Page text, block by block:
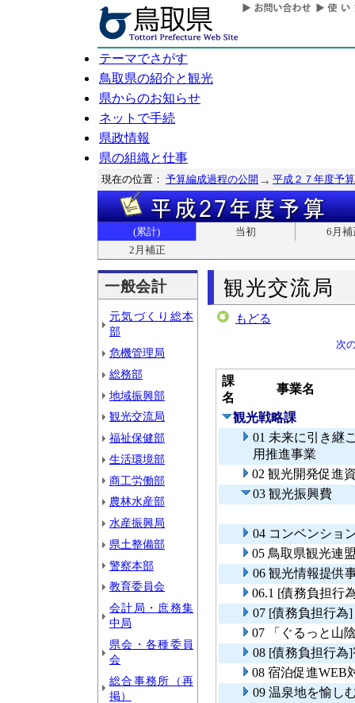
テーマでさがす
鳥取県の紹介と観光
県からのお知らせ
ネットで手続
県政情報
県の組織と仕事
現在の位置： 予算編成過程の公開 平成２７年度予算
(累計) 当初
6月補
2月補正
一般会計
元気づくり総本
部
危機管理局
総務部
地域振興部
観光交流局
福祉保健部
生活環境部
商工労働部
農林水産部
水産振興局
県土整備部
警察本部
教育委員会
会計局・庶務集
中局
県会・各種委員
会
総合事務所（再
掲）
観光交流局
もどる
次
課
名
事業名
観光戦略課
01 未来に引き継
用推進事業
02 観光開発促進
03 観光振興費
04 コンベンショ
05 鳥取県観光連
06 観光情報提供
06.1 [債務負担行
07 [債務負担行為
07 「ぐるっと山
08 [債務負担行
08 宿泊促進WEB
09 温泉地を愉し